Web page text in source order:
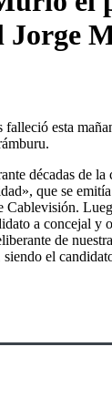
Jorge
esta
décadas de
que se
Cablevisión.
a concejal y
de
el